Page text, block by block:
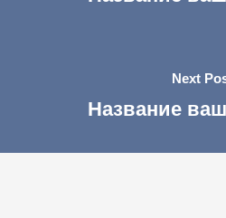
Next
Название